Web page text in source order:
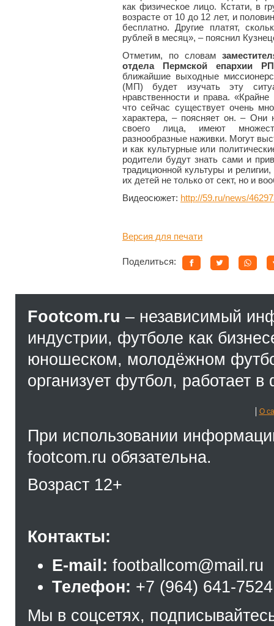
как физическое лицо. Кстати, в
возрасте от 10 до 12 лет, и
бесплатно. Другие платят,
рублей в месяц», – пояснил
Отметим, по словам
отдела Пермской епархии
ближайшие выходные
(МП) будет изучать эту
нравственности и права.
что сейчас существует очень
характера, – поясняет он. – Они
своего лица, имеют
разнообразные наживки. Могут
и как культурные или
родители будут знать сами и
традиционной культуры и
их детей не только от сект, но и
Видеосюжет: http://59.ru/news/
Версия для печати
Поделиться:
Footcom.ru – независимый
индустрии, футболе как
юношеском, молодёжном
организует футбол, работает
О
При использовании
footcom.ru обязательна.
Возраст 12+
Контакты:
E-mail: footballcom@mail.ru
Телефон: +7 (964) 641-7524
Мы в соцсетях,